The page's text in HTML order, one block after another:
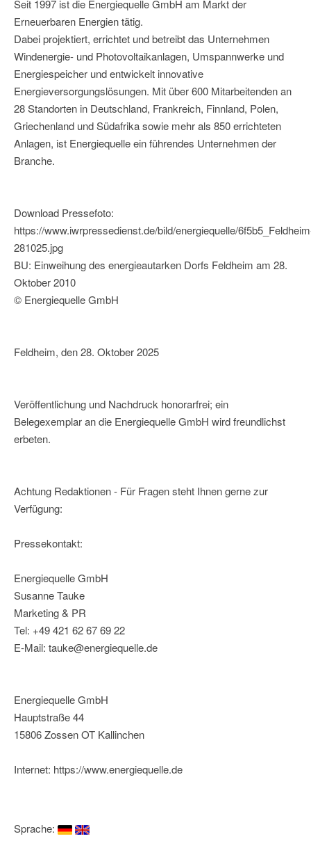
Seit 1997 ist die Energiequelle GmbH am Markt der
Erneuerbaren Energien tätig.
Dabei projektiert, errichtet und betreibt das Unternehmen
Windenergie- und Photovoltaikanlagen, Umspannwerke und
Energiespeicher und entwickelt innovative
Energieversorgungslösungen. Mit über 600 Mitarbeitenden an
28 Standorten in Deutschland, Frankreich, Finnland, Polen,
Griechenland und Südafrika sowie mehr als 850 errichteten
Anlagen, ist Energiequelle ein führendes Unternehmen der
Branche.
Download Pressefoto:
https://www.iwrpressedienst.de/bild/energiequelle/
281025.jpg
BU: Einweihung des energieautarken Dorfs Feldheim am 28.
Oktober 2010
© Energiequelle GmbH
Feldheim, den 28. Oktober 2025
Veröffentlichung und Nachdruck honorarfrei; ein
Belegexemplar an die Energiequelle GmbH wird freundlichst
erbeten.
Achtung Redaktionen - Für Fragen steht Ihnen gerne zur
Verfügung:
Pressekontakt:
Energiequelle GmbH
Susanne Tauke
Marketing & PR
Tel: +49 421 62 67 69 22
E-Mail: tauke@energiequelle.de
Energiequelle GmbH
Hauptstraße 44
15806 Zossen OT Kallinchen
Internet: https://www.energiequelle.de
Sprache: